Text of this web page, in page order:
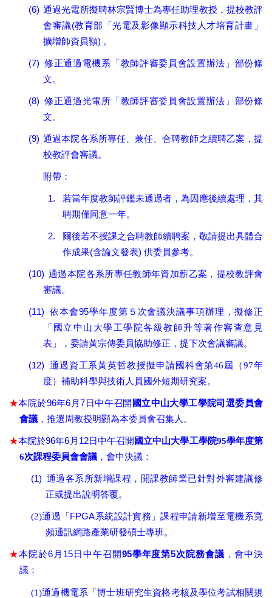
(6) 通過光電所擬聘林宗賢博士為專任助理教授，提校教評
會審議(教育部「光電及影像顯示科技人才培育計畫」
擴增師資員額) 。
(7) 修正通過電機系
「教師評審委員會設置辦法」部份條
文。
(8) 修正通過光電所 「教師評審委員會設置辦法」部份條
文。
(9) 通過本院各系所專任、兼任、合聘教師之續聘乙案，提
校教評會審議。
附帶：
1.
若當年度教師評鑑未通過者，為因應後續處理，其
聘期僅同意一年。
2.
爾後若不授課之合聘教師續聘案，敬請提出具體合
作成果(含論文發表) 供委員參考。
(10) 通過本院各系所專任教師年資加薪乙案，提校教評會
審議。
(11) 依本會95學年度第５次會議決議事項辦理，擬修正
「國立中山大學工學院各級教師升等著作審查意見
表」，委請黃宗傳委員協助修正，提下次會議審議。
(12) 通過資工系黃英哲教授擬申請國科會第46屆（97年
度）補助科學與技術人員國外短期研究案。
★本院於96年6 月7 日中午召開 國立中山大學工學院司選委員會
會議 ，推選周教授明顯為本委員會召集人。
★本院於96年6 月 12日中午召開 國立中山大學工學院95學年度第
6次課程委員會會議 ，會中決議：
(1) 通過各系所新增課程，開課教師業已針對外審建議修
正或提出說明答覆。
(2)通過「 FPGA系統設計實務」課程申請新增至電機系寬
頻通訊網路產業研發碩士專班。
★本院於6月 15日中午召開95學年度第5次院務會議 ，會中決
議：
(1)通過機電系「博士班研究生資格考核及學位考試相關規